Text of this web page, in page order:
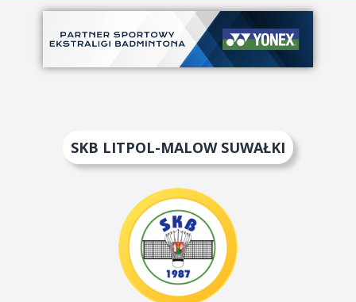
SKB LITPOL-MALOW SUWAŁKI